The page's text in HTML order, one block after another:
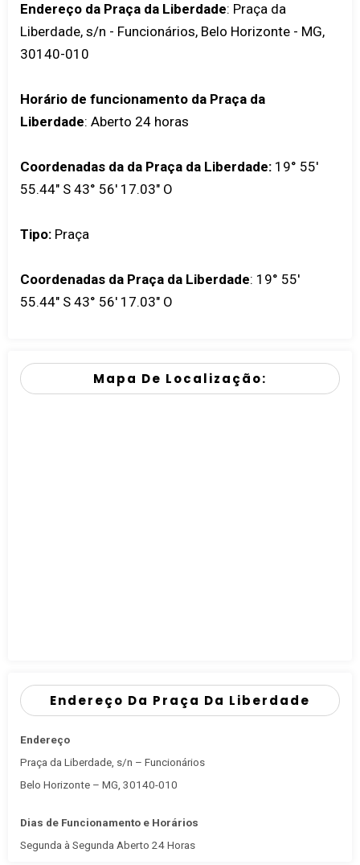
Endereço da Praça da Liberdade: Praça da
Liberdade, s/n - Funcionários, Belo Horizonte - MG,
30140-010
Horário de funcionamento da Praça da
Liberdade: Aberto 24 horas
Coordenadas da da Praça da Liberdade: 19° 55'
55.44" S 43° 56' 17.03" O
Tipo: Praça
Coordenadas da Praça da Liberdade: 19° 55'
55.44" S 43° 56' 17.03" O
Mapa De Localização:
Endereço Da Praça Da Liberdade
Endereço
Praça da Liberdade, s/n – Funcionários
Belo Horizonte – MG, 30140-010
Dias de Funcionamento e Horários
Segunda à Segunda Aberto 24 Horas